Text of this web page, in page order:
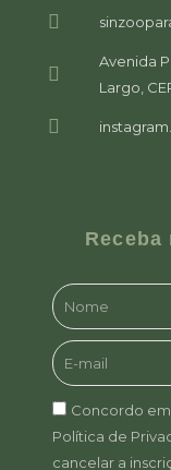
Avenida
Largo,
Concordo
Política de
cancelar a